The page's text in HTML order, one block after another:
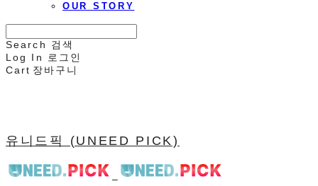
OUR STORY
Search
검색
Log In
로그인
Cart 장바구니
유니드픽 (UNEED PICK)